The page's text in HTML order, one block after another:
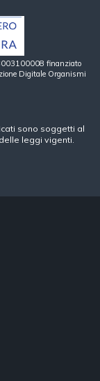
finanziato
Digitale Organismi
sono soggetti al
leggi vigenti.